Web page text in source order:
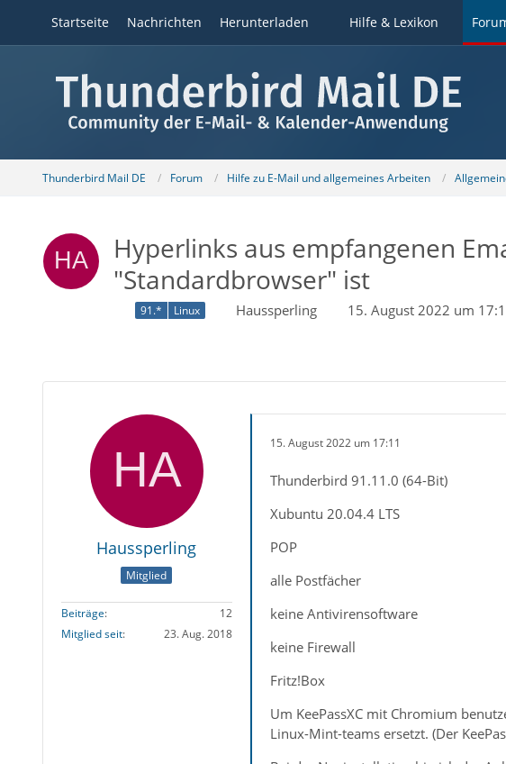
Startseite Nachrichten Herunterladen Hilfe & Lexikon
Thunderbird Mail DE Forum Hilfe zu E-Mail und allgemeines Arbeiten
Hyperlinks aus empfangenen
"Standardbrowser" ist
91.* Linux Haussperling 15. August 2022 um
Haussperling
Mitglied
Beiträge
12
Mitglied seit
23. Aug. 2018
15. August 2022 um 17:11
Thunderbird 91.11.0 (64-Bit)
Xubuntu 20.04.4 LTS
POP
alle Postfächer
keine Antivirensoftware
keine Firewall
Fritz!Box
Um KeePassXC mit Chromium
Linux-Mint-teams ersetzt. (Der